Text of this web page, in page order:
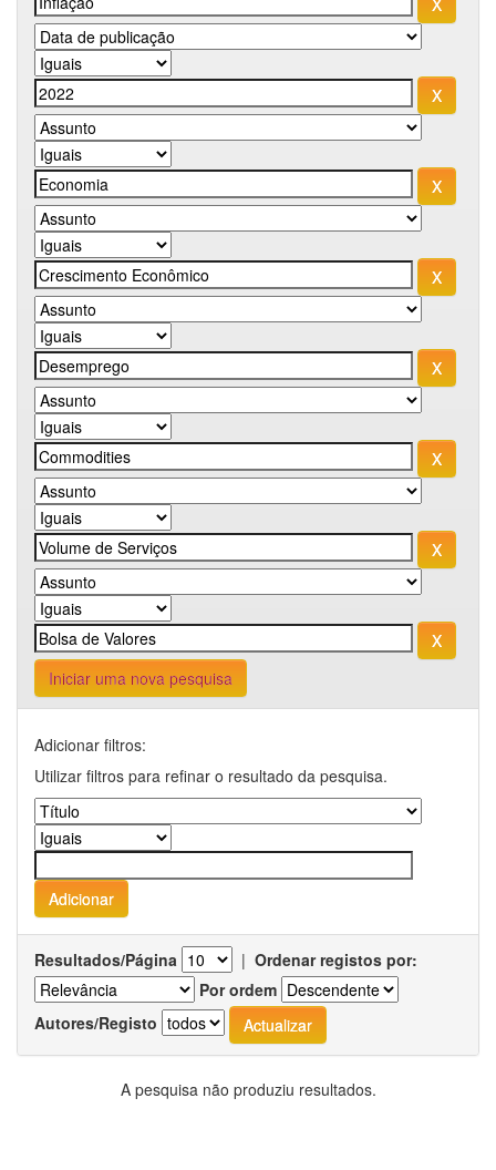
Iniciar uma nova pesquisa
Adicionar filtros:
Utilizar filtros para refinar o resultado da pesquisa.
Resultados/Página | Ordenar registos por:
Por ordem
Autores/Registo
A pesquisa não produziu resultados.